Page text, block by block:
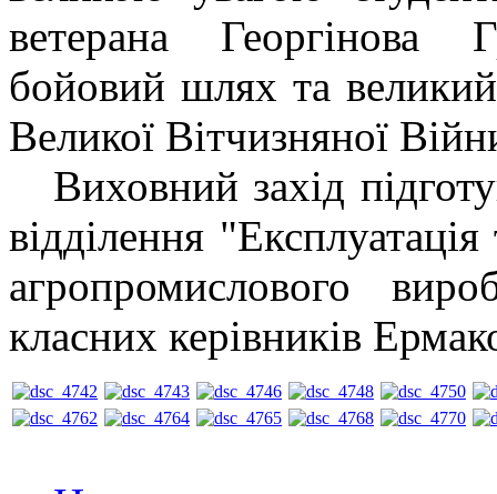
ветерана Георгінова
бойовий шлях та
Великої Вітчизняної
Виховний захід
відділення
агропромислового
класних керівників